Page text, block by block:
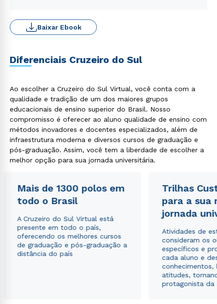
Baixar Ebook
Diferenciais Cruzeiro do Sul
Ao escolher a Cruzeiro do Sul Virtual, você conta com a
qualidade e tradição de um dos maiores grupos
educacionais de ensino superior do Brasil. Nosso
compromisso é oferecer ao aluno qualidade de ensino com
métodos inovadores e docentes especializados, além de
infraestrutura moderna e diversos cursos de graduação e
pós-graduação. Assim, você tem a liberdade de escolher a
melhor opção para sua jornada universitária.
Mais de 1300 polos em
todo o Brasil
A Cruzeiro do Sul Virtual está
presente em todo o país,
oferecendo os melhores cursos
de graduação e pós-graduação a
distância do país
Trilhas
para a sua
jornada
Atividades de
consideram os
específicos e
cada aluno e
conhecimentos,
atitudes,
protagonista da